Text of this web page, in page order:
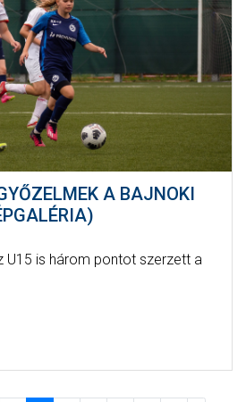
A BAJNOKI
U15 is három pontot szerzett a